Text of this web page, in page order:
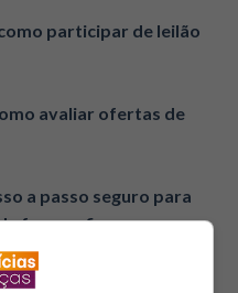
participar de leilão
avaliar ofertas de
a passo seguro para
forma eficaz
pessoais e financeiros